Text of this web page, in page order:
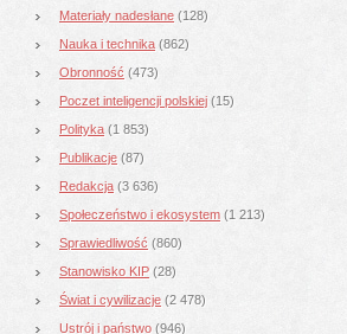
Materiały nadesłane (128)
Nauka i technika (862)
Obronność (473)
Poczet inteligencji polskiej (15)
Polityka (1 853)
Publikacje (87)
Redakcja (3 636)
Społeczeństwo i ekosystem (1 213)
Sprawiedliwość (860)
Stanowisko KIP (28)
Świat i cywilizacje (2 478)
Ustrój i państwo (946)